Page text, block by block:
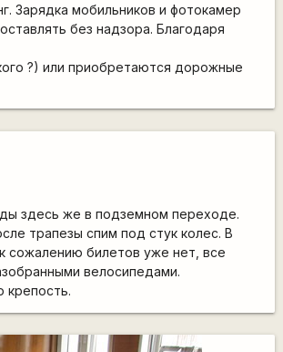
Зарядка мобильников и фотокамер
без надзора. Благодаря
?) или приобретаются дорожные
здесь же в подземном переходе.
трапезы спим под стук колес. В
сожалению билетов уже нет, все
велосипедами.
крепость.